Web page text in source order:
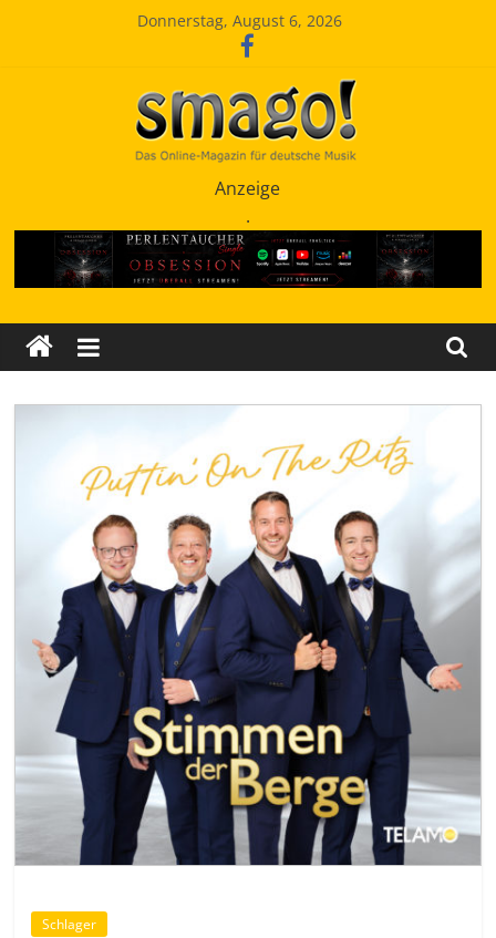
Donnerstag, August 6, 2026
SchlagerMAGazinOnline
Anzeige
.
Schlager